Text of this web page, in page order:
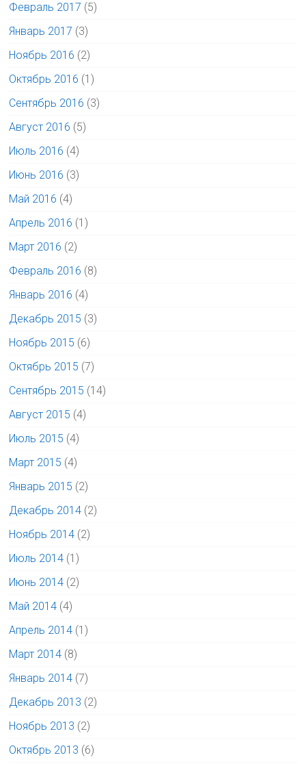
Февраль 2017 (5)
Январь 2017 (3)
Ноябрь 2016 (2)
Октябрь 2016 (1)
Сентябрь 2016 (3)
Август 2016 (5)
Июль 2016 (4)
Июнь 2016 (3)
Май 2016 (4)
Апрель 2016 (1)
Март 2016 (2)
Февраль 2016 (8)
Январь 2016 (4)
Декабрь 2015 (3)
Ноябрь 2015 (6)
Октябрь 2015 (7)
Сентябрь 2015 (14)
Август 2015 (4)
Июль 2015 (4)
Март 2015 (4)
Январь 2015 (2)
Декабрь 2014 (2)
Ноябрь 2014 (2)
Июль 2014 (1)
Июнь 2014 (2)
Май 2014 (4)
Апрель 2014 (1)
Март 2014 (8)
Январь 2014 (7)
Декабрь 2013 (2)
Ноябрь 2013 (2)
Октябрь 2013 (6)